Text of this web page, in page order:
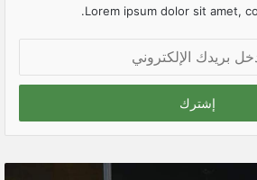
Lorem ipsum dolor sit amet,